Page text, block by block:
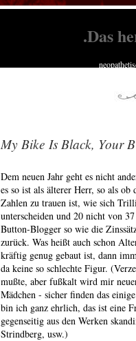
.Das
My Bike Is Black, Your
Dem neuen Jahr geht es nicht
es so ist als älterer Herr, so als
Zahlen zu trauen ist, wie sich
unterscheiden und 20 nicht von
Button-Blogger so wie die
zurück. Was heißt auch schon
kräftig genug gebaut ist, dann
da keine so schlechte Figur.
mußte, aber fußkalt wird mir
Mädchen - sicher finden das
bin ich ganz ehrlich, das ist eine
gegenseitig aus den Werken
Strindberg, usw.)